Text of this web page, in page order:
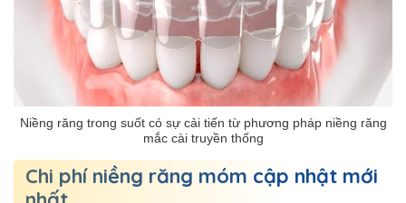
Niềng răng trong suốt có sự cải tiến từ phương pháp niềng răng
mắc cài truyền thống
Chi phí niềng răng móm cập nhật mới